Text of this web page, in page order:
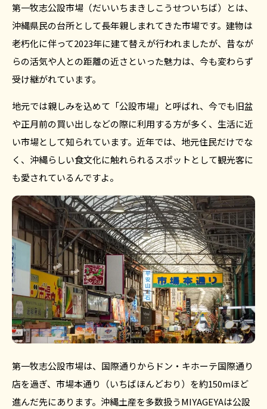
第一牧志公設市場（だいいちまきしこうせついちば）とは、
沖縄県民の台所として長年親しまれてきた市場です。建物は
老朽化に伴って2023年に建て替えが行われましたが、昔なが
らの活気や人との距離の近さといった魅力は、今も変わらず
受け継がれています。
地元では親しみを込めて「公設市場」と呼ばれ、今でも旧盆
や正月前の買い出しなどの際に利用する方が多く、生活に近
い市場として知られています。近年では、地元住民だけでな
く、沖縄らしい食文化に触れられるスポットとして観光客に
も愛されているんですよ。
第一牧志公設市場は、国際通りからドン・キホーテ国際通り
店を過ぎ、市場本通り（いちばほんどおり）を約150mほど
進んだ先にあります。沖縄土産を多数扱うMIYAGEYAは公設